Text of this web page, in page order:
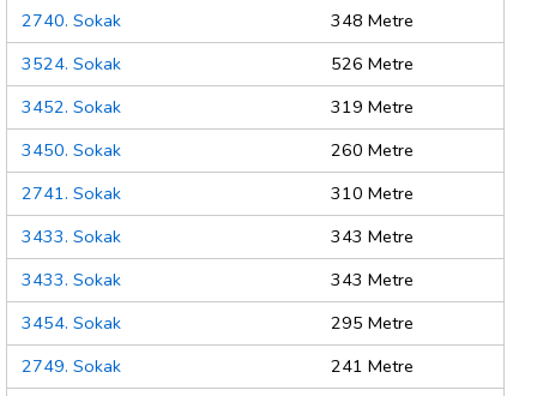
2740. Sokak
348 Metre
3524. Sokak
526 Metre
3452. Sokak
319 Metre
3450. Sokak
260 Metre
2741. Sokak
310 Metre
3433. Sokak
343 Metre
3433. Sokak
343 Metre
3454. Sokak
295 Metre
2749. Sokak
241 Metre